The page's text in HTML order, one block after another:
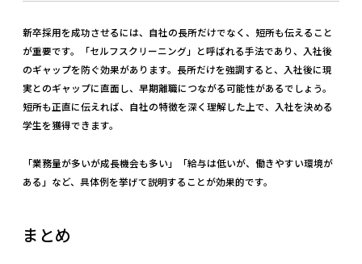
新卒採用を成功させるには、自社の長所だけでなく、短所も伝えること
が重要です。「セルフスクリーニング」と呼ばれる手法であり、入社後
のギャップを防ぐ効果があります。長所だけを強調すると、入社後に現
実とのギャップに直面し、早期離職につながる可能性があるでしょう。
短所も正直に伝えれば、自社の特徴を深く理解した上で、入社を決める
学生を獲得できます。
「業務量が多いが成長機会も多い」「給与は低いが、働きやすい環境が
ある」など、具体例を挙げて説明することが効果的です。
まとめ